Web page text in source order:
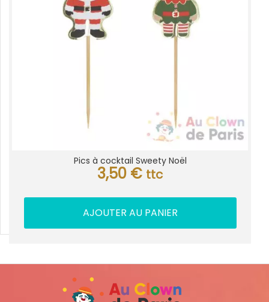
Pics à cocktail Sweety Noël
3,50 € ttc
AJOUTER AU PANIER